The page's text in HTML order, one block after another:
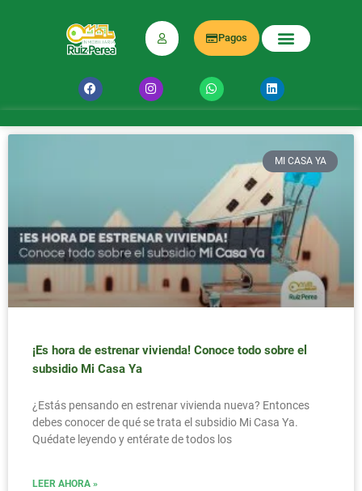
Pagos
MI CASA YA
¡Es hora de estrenar vivienda! Conoce todo sobre el
subsidio Mi Casa Ya
¿Estás pensando en estrenar vivienda nueva? Entonces
debes conocer de qué se trata el subsidio Mi Casa Ya.
Quédate leyendo y entérate de todos los
LEER AHORA »